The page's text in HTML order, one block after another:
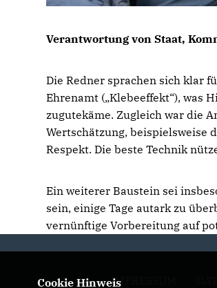
Verantwortung von Staat,
Die Redner sprachen sich klar
Ehrenamt („Klebeeffekt“), was
zugutekäme. Zugleich war die
Wertschätzung, beispielsweise
Respekt. Die beste Technik
Ein weiterer Baustein sei
sein, einige Tage autark zu
vernünftige Vorbereitung auf
IMPRESSUM
Cookie Hinweis